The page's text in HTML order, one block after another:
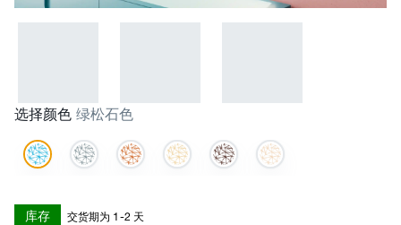
选择颜色 绿松石色
库存 交货期为 1-2 天